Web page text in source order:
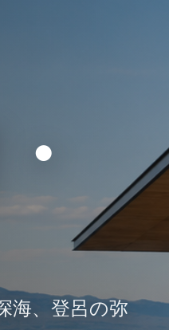
海、登呂の弥